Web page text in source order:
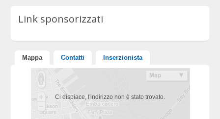
Link sponsorizzati
Mappa Contatti Inserzionista
Ci dispiace, l'indirizzo non è stato trovato.